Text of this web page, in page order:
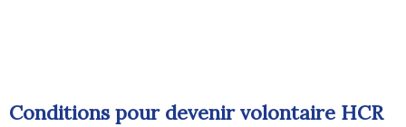
Conditions pour devenir volontaire HCR